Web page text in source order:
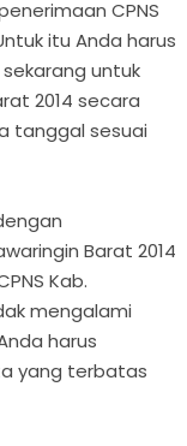
CPNS
itu Anda harus
untuk
2014 secara
tanggal sesuai
Barat 2014
Kab.
mengalami
harus
yang terbatas